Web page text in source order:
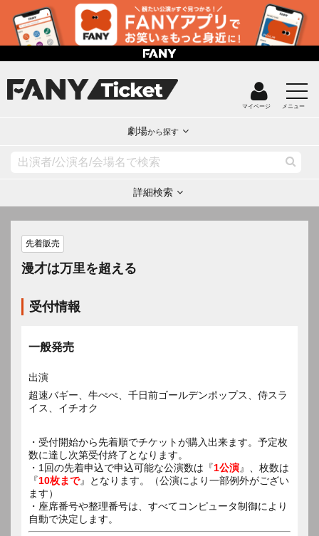
マイページ メニュー
劇場から探す
詳細検索
先着販売
漫才は万里を超える
受付情報
一般発売
出演
超速バギー、牛ぺぺ、千日前ゴールデンポップス、侍スラ
イス、イチオク
・受付開始から先着順でチケットが購入出来ます。予定枚
数に達し次第受付終了となります。
・1回の先着申込で申込可能な公演数は『1公演』、枚数は
『10枚まで』となります。（公演により一部例外がござい
ます）
・座席番号や整理番号は、すべてコンピュータ制御により
自動で決定します。